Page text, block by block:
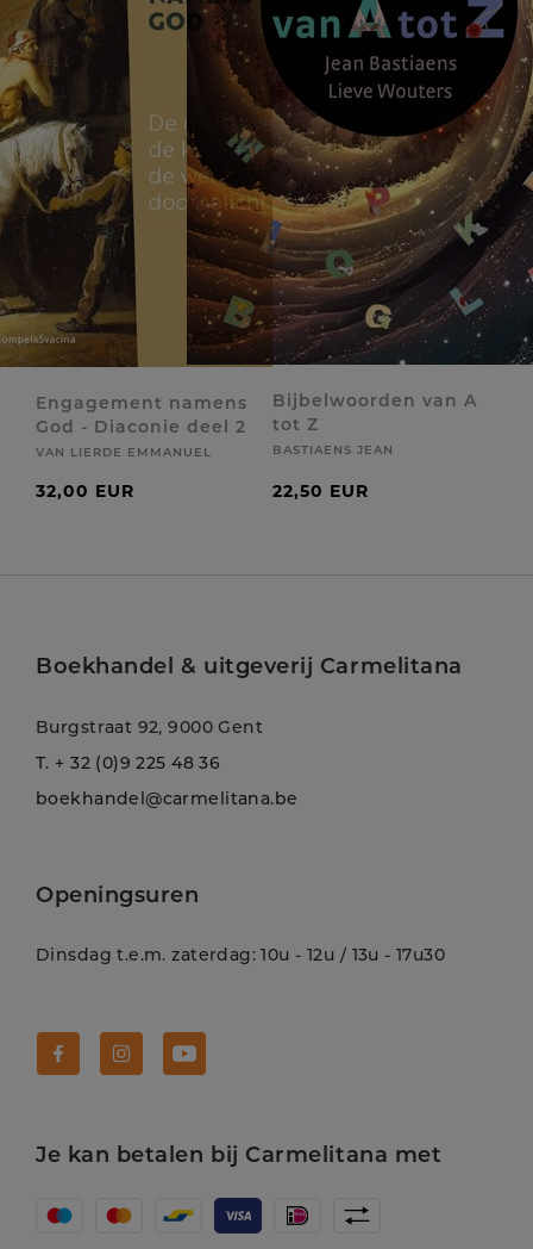
Engagement namens
God - Diaconie deel 2
VAN LIERDE EMMANUEL
32,00 EUR
Bijbelwoorden van A
tot Z
BASTIAENS JEAN
22,50 EUR
Boekhandel & uitgeverij Carmelitana
Burgstraat 92, 9000 Gent
T. + 32 (0)9 225 48 36
boekhandel@carmelitana.be
Openingsuren
Dinsdag t.e.m. zaterdag: 10u - 12u / 13u - 17u30
Je kan betalen bij Carmelitana met